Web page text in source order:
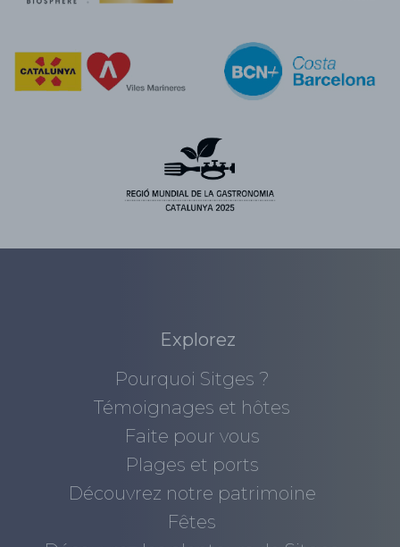
Explorez
Pourquoi Sitges ?
Témoignages et hôtes
Faite pour vous
Plages et ports
Découvrez notre patrimoine
Fêtes